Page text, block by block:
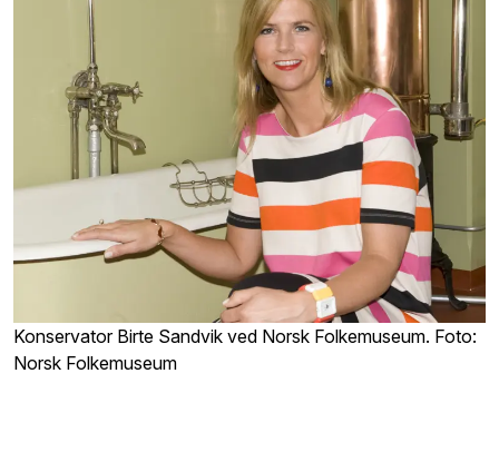
Konservator Birte Sandvik ved Norsk Folkemuseum. Foto:
Norsk Folkemuseum